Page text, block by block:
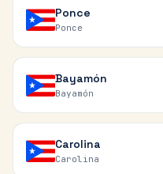
Ponce
Ponce
Bayamón
Bayamón
Carolina
Carolina